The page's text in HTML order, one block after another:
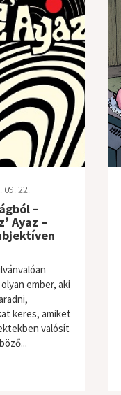
09. 22.
–
Ayaz –
ember, aki
keres, amiket
valósít